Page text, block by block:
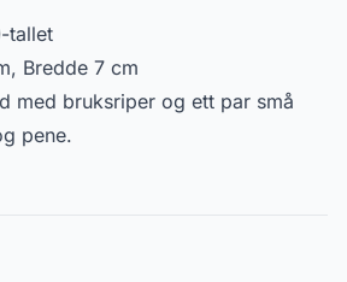
tallet
Bredde 7 cm
med bruksriper og ett par små
pene.